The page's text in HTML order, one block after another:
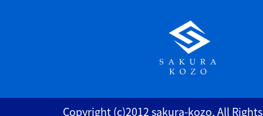
Copyright (c)2012 sakura-kozo, All